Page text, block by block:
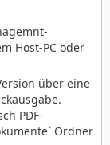
Host-PC oder
über eine
PDF-
Ordner